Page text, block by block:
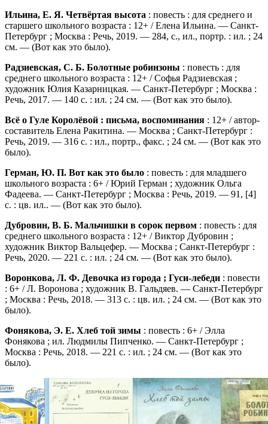
Ильина, Е. Я. Четвёртая высота : повесть : для среднего и
старшего школьного возраста : 12+ / Елена Ильина. — Санкт-
Петербург ; Москва : Речь, 2019. — 284, с., ил., портр. : ил. ; 24
см. — (Вот как это было).
Радзиевская, С. Б. Болотные робинзоны : повесть : для
среднего школьного возраста : 12+ / Софья Радзиевская ;
художник Юлия Казарницкая. — Санкт-Петербург ; Москва :
Речь, 2017. — 140 с. : ил. ; 24 см. — (Вот как это было).
Всё о Гуле Королёвой : письма, воспоминания : 12+ / автор-
составитель Елена Ракитина. — Москва ; Санкт-Петербург :
Речь, 2019. — 316 с. : ил., портр., факс. ; 24 см. — (Вот как это
было).
Герман, Ю. П. Вот как это было : повесть : для младшего
школьного возраста : 6+ / Юрий Герман ; художник Ольга
Фадеева. — Санкт-Петербург ; Москва : Речь, 2019. — 91, [4]
с. : цв. ил.. — (Вот как это было).
Дубровин, В. Б. Мальчишки в сорок первом : повесть : для
среднего школьного возраста : 12+ / Виктор Дубровин ;
художник Виктор Вальцефер. — Москва ; Санкт-Петербург :
Речь, 2020. — 221 с. : ил. ; 24 см. — (Вот как это было).
Воронкова, Л. Ф. Девочка из города ; Гуси-лебеди : повести
: 6+ / Л. Воронова ; художник В. Гальдяев. — Санкт-Петербург
; Москва : Речь, 2018. — 313 с. : цв. ил. ; 24 см. — (Вот как это
было).
Фонякова, Э. Е. Хлеб той зимы : повесть : 6+ / Элла
Фонякова ; ил. Людмилы Пипченко. — Санкт-Петербург ;
Москва : Речь, 2018. — 221 с. : ил. ; 24 см. — (Вот как это
было).